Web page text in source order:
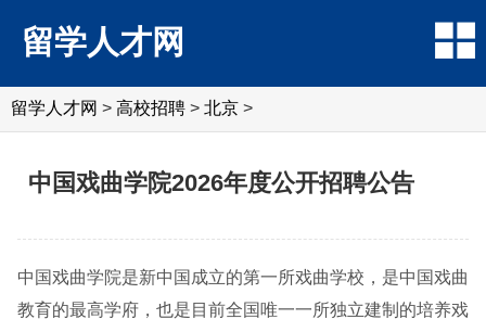
留学人才网
留学人才网 > 高校招聘 > 北京 >
中国戏曲学院2026年度公开招聘公告
中国戏曲学院是新中国成立的第一所戏曲学校，是中国戏曲
教育的最高学府，也是目前全国唯一一所独立建制的培养戏